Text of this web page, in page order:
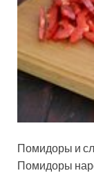
Помидоры и
Помидоры